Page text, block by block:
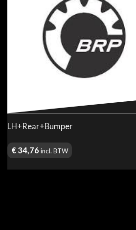
LH+Rear+Bumper
€34,76 incl. BTW